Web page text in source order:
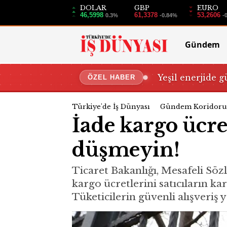
DOLAR
46,5998 0.3%
GBP
61,3378 -0.84%
EURO
53,2606 -
Gündem
ÖZEL HABER Yeşil enerjide
Türkiye'de İş Dünyası Gündem Koridoru
İade kargo
düşmeyin!
Ticaret Bakanlığı, Mesafeli
kargo ücretlerini satıcıların
Tüketicilerin güvenli alışveriş